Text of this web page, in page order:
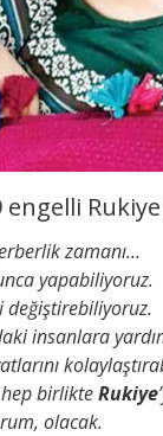
engelli
zamanı…
yapabiliyoruz.
değiştirebiliyoruz.
insanlara
birlikteRukiye
olacak.